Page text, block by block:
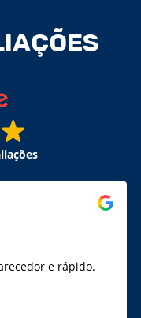
e rápido.